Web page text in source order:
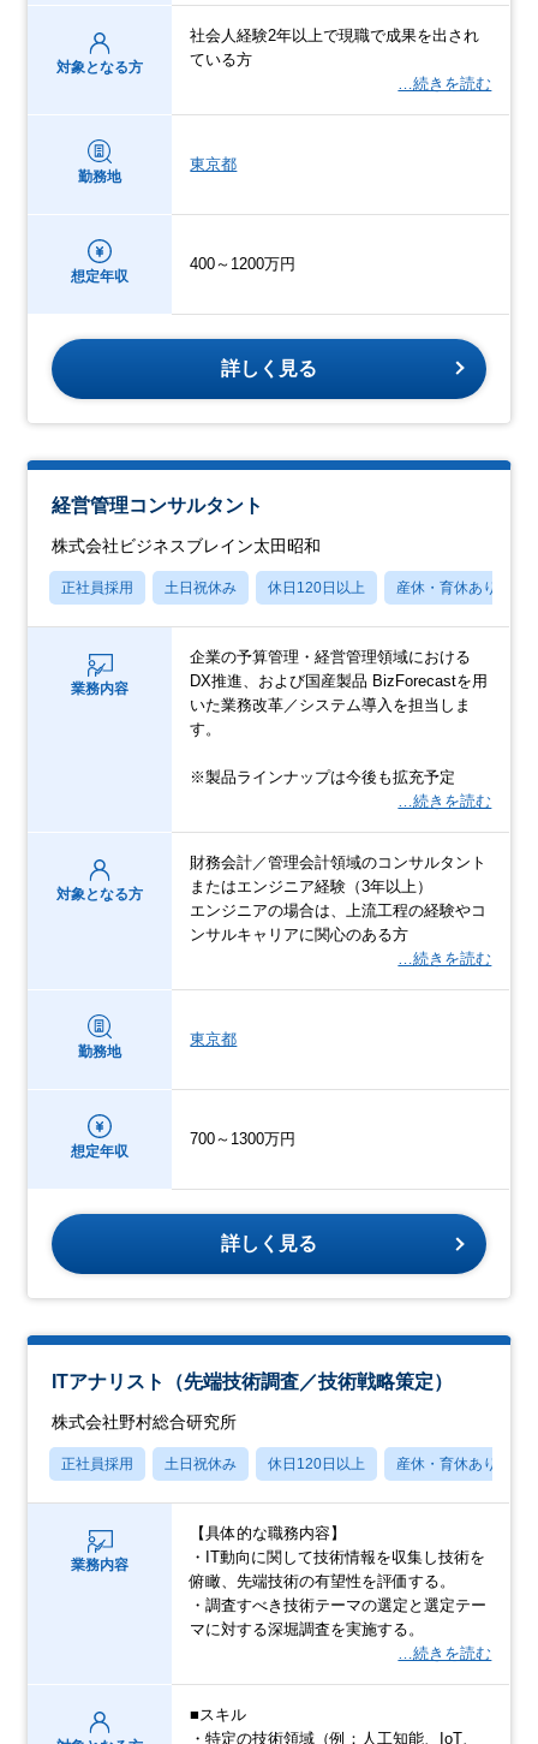
対象となる方
社会人経験2年以上で現職で成果を出され
ている方
…続きを読む
勤務地
東京都
想定年収
400～1200万円
詳しく見る
経営管理コンサルタント
株式会社ビジネスブレイン太田昭和
正社員採用 土日祝休み 休日120日以上 産休・育休あり
業務内容
企業の予算管理・経営管理領域における
DX推進、および国産製品 BizForecastを用
いた業務改革／システム導入を担当しま
す。
※製品ラインナップは今後も拡充予定
…続きを読む
対象となる方
財務会計／管理会計領域のコンサルタント
またはエンジニア経験（3年以上）
エンジニアの場合は、上流工程の経験やコ
ンサルキャリアに関心のある方
…続きを読む
勤務地
東京都
想定年収
700～1300万円
詳しく見る
ITアナリスト（先端技術調査／技術戦略策定）
株式会社野村総合研究所
正社員採用 土日祝休み 休日120日以上 産休・育休あり
業務内容
【具体的な職務内容】
・IT動向に関して技術情報を収集し技術を
俯瞰、先端技術の有望性を評価する。
・調査すべき技術テーマの選定と選定テー
マに対する深堀調査を実施する。
…続きを読む
■スキル
・特定の技術領域（例：人工知能、IoT、